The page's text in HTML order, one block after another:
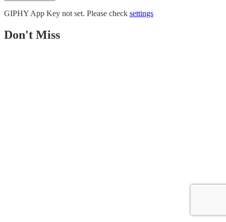
GIPHY App Key not set. Please check settings
Don't Miss